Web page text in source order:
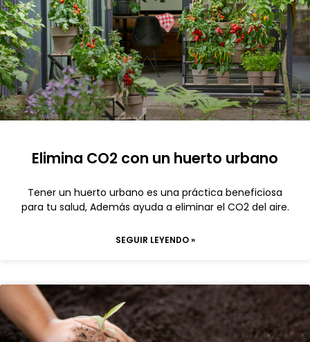
Elimina CO2 con un huerto urbano
Tener un huerto urbano es una práctica beneficiosa
para tu salud, Además ayuda a eliminar el CO2 del aire.
SEGUIR LEYENDO »